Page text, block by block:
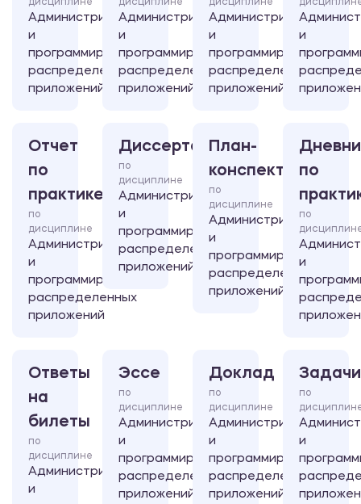
дисциплине
Администрирование
и
программирование
распределенных
приложений
дисциплине
Администрирование
и
программирование
распределенных
приложений
дисциплине
Администрирование
и
программирование
распределенных
приложений
и
Отчет
по
практике
по
дисциплине
Администрирование
и
программирование
распределенных
приложений
Диссертация
по
дисциплине
Администрирование
и
программирование
распределенных
приложений
План-
конспект
по
дисциплине
Администрирование
и
программирование
распределенных
приложений
по
по
и
Ответы
на
билеты
по
дисциплине
Администрирование
и
Эссе
по
дисциплине
Администрирование
и
программирование
распределенных
приложений
Доклад
по
дисциплине
Администрирование
и
программирование
распределенных
приложений
Задачи
по
и